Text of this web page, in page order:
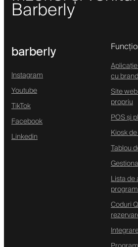
Barberly
barberly
Instagram
Youtube
TikTok
Facebook
Linkedin
cu
Site
propriu
POS și
Kiosk
Tablou
Lista de
Coduri